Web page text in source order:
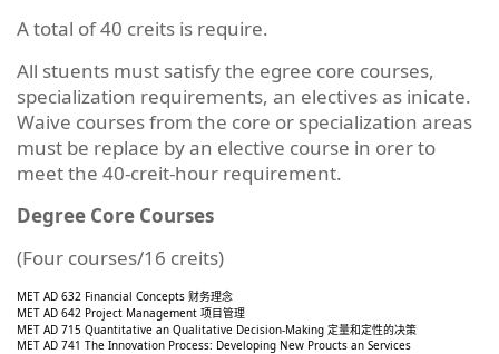
A total of 40 creits is require.
All stuents must satisfy the egree core courses,
specialization requirements, an electives as inicate.
Waive courses from the core or specialization areas
must be replace by an elective course in orer to
meet the 40-creit-hour requirement.
Degree Core Courses
(Four courses/16 creits)
MET AD 632 Financial Concepts 财务理念
MET AD 642 Project Management 项目管理
MET AD 715 Quantitative an Qualitative Decision-Making 定量和定性的决策
MET AD 741 The Innovation Process: Developing New Proucts an Services